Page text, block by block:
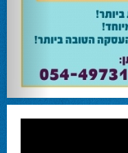
23.10.24
חוקי או לא?שמירה
העולמי . הכל במגזין